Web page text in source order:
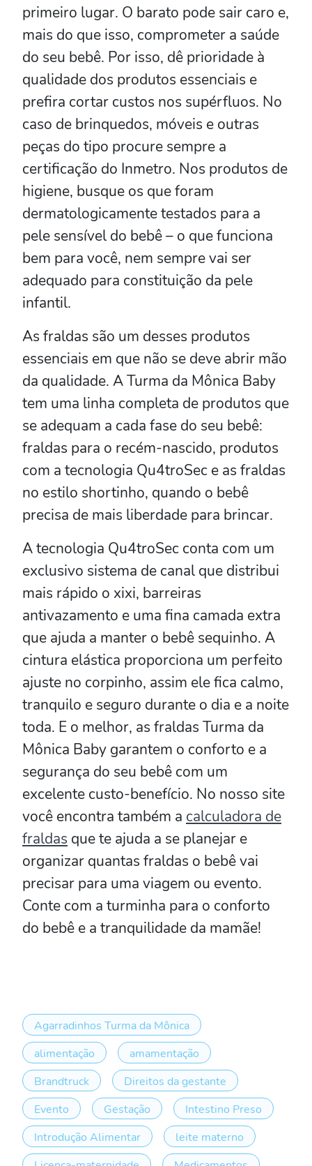
primeiro lugar. O barato pode sair caro e,
mais do que isso, comprometer a saúde
do seu bebê. Por isso, dê prioridade à
qualidade dos produtos essenciais e
prefira cortar custos nos supérfluos. No
caso de brinquedos, móveis e outras
peças do tipo procure sempre a
certificação do Inmetro. Nos produtos de
higiene, busque os que foram
dermatologicamente testados para a
pele sensível do bebê – o que funciona
bem para você, nem sempre vai ser
adequado para constituição da pele
infantil.
As fraldas são um desses produtos
essenciais em que não se deve abrir mão
da qualidade. A Turma da Mônica Baby
tem uma linha completa de produtos que
se adequam a cada fase do seu bebê:
fraldas para o recém-nascido, produtos
com a tecnologia Qu4troSec e as fraldas
no estilo shortinho, quando o bebê
precisa de mais liberdade para brincar.
A tecnologia Qu4troSec conta com um
exclusivo sistema de canal que distribui
mais rápido o xixi, barreiras
antivazamento e uma fina camada extra
que ajuda a manter o bebê sequinho. A
cintura elástica proporciona um perfeito
ajuste no corpinho, assim ele fica calmo,
tranquilo e seguro durante o dia e a noite
toda. E o melhor, as fraldas Turma da
Mônica Baby garantem o conforto e a
segurança do seu bebê com um
excelente custo-benefício. No nosso site
você encontra também a calculadora de
fraldas que te ajuda a se planejar e
organizar quantas fraldas o bebê vai
precisar para uma viagem ou evento.
Conte com a turminha para o conforto
do bebê e a tranquilidade da mamãe!
Agarradinhos Turma da Mônica
alimentação
amamentação
Brandtruck
Direitos da gestante
Evento
Gestação
Intestino Preso
Introdução Alimentar
leite materno